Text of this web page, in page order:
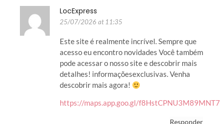
LocExpress
25/07/2026 at 11:35
Este site é realmente incrível. Sempre que
acesso eu encontro novidades Você também
pode acessar o nosso site e descobrir mais
detalhes! informaçõesexclusivas. Venha
descobrir mais agora!
https://maps.app.goo.gl/f8HstCPNU3M89MNT7
Responder